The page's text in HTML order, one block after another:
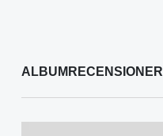
ALBUMRECENSIONER